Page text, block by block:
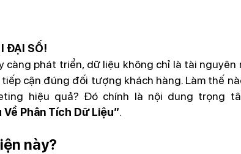
ĐẠI SỐ!
càng phát triển, dữ liệu không chỉ là tài
cận đúng đối tượng khách hàng. Làm thế
hiệu quả? Đó chính là nội dung trọng
Phân Tích Dữ Liệu”.
này?